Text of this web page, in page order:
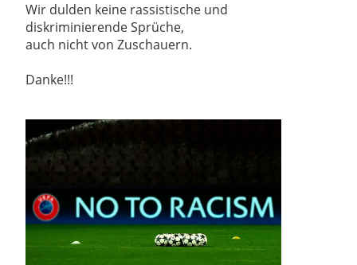
Wir dulden keine rassistische und
diskriminierende Sprüche,
auch nicht von Zuschauern.
Danke!!!